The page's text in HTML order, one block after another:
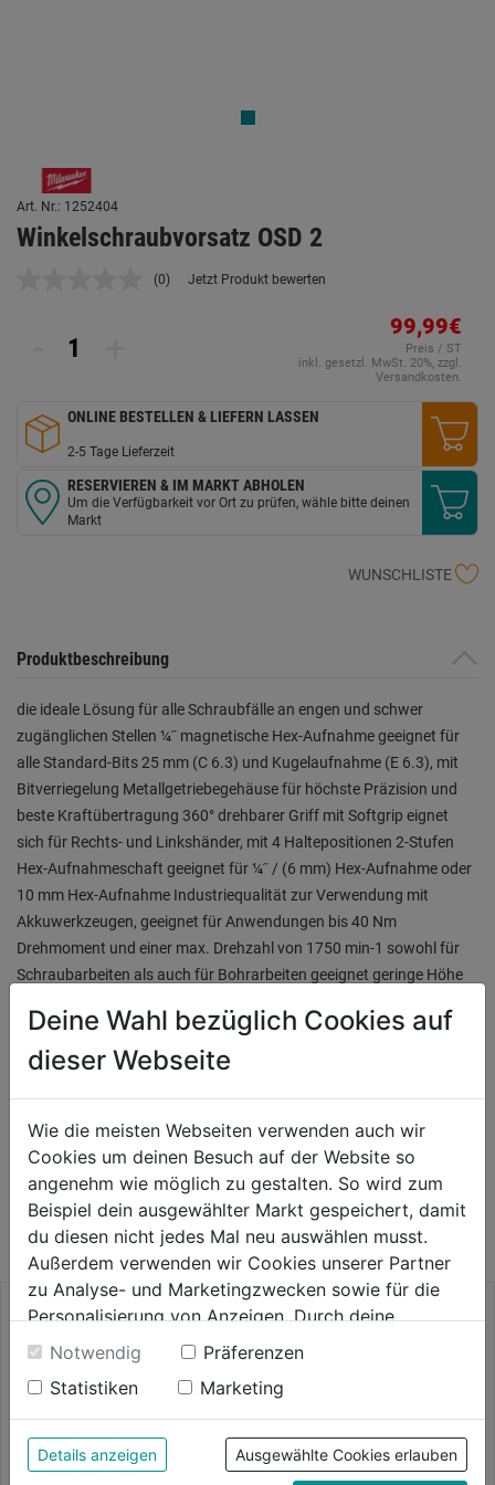
Art. Nr.: 1252404
Winkelschraubvorsatz OSD 2
Kein
(0) Jetzt Produkt bewerten
99,99€
Preis / ST
inkl. gesetzl. MwSt. 20%, zzgl.
Versandkosten.
ONLINE BESTELLEN & LIEFERN LASSEN
2-5 Tage Lieferzeit
RESERVIEREN & IM MARKT ABHOLEN
Um die Verfügbarkeit vor Ort zu prüfen, wähle bitte deinen
Markt
WUNSCHLISTE
Produktbeschreibung
die ideale Lösung für alle Schraubfälle an engen und schwer
zugänglichen Stellen ¼˝ magnetische Hex-Aufnahme geeignet für
alle Standard-Bits 25 mm (C 6.3) und Kugelaufnahme (E 6.3), mit
Bitverriegelung Metallgetriebegehäuse für höchste Präzision und
beste Kraftübertragung 360° drehbarer Griff mit Softgrip eignet
sich für Rechts- und Linkshänder, mit 4 Haltepositionen 2-Stufen
Hex-Aufnahmeschaft geeignet für ¼˝ / (6 mm) Hex-Aufnahme oder
10 mm Hex-Aufnahme Industriequalität zur Verwendung mit
Akkuwerkzeugen, geeignet für Anwendungen bis 40 Nm
Drehmoment und einer max. Drehzahl von 1750 min-1 sowohl für
Schraubarbeiten als auch für Bohrarbeiten geeignet geringe Höhe
Produktinformationen
WEITERE PRODUKTE AUS DIESER
KATEGORIE
Deine Wahl bezüglich Cookies auf
dieser Webseite
Wie die meisten Webseiten verwenden auch wir
Cookies um deinen Besuch auf der Website so
angenehm wie möglich zu gestalten. So wird zum
Beispiel dein ausgewählter Markt gespeichert, damit
du diesen nicht jedes Mal neu auswählen musst.
Außerdem verwenden wir Cookies unserer Partner
zu Analyse- und Marketingzwecken sowie für die
Personalisierung von Anzeigen. Durch deine
Einwilligung werden die Daten von Drittanbieter,
unter anderem auch in den USA, verarbeitet.
Durch Klick auf "Alle Cookies erlauben" stimmst du
der Verwendung aller Cookies zu. Unter "Details
anzeigen" findest du alle Infos zu den
unterschiedlichen Cookies, unter "Cookies
Notwendig
Präferenzen
Statistiken
Marketing
Details anzeigen Ausgewählte Cookies erlauben